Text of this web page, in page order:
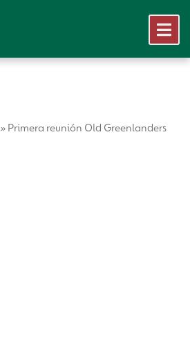
» Primera reunión Old Greenlanders